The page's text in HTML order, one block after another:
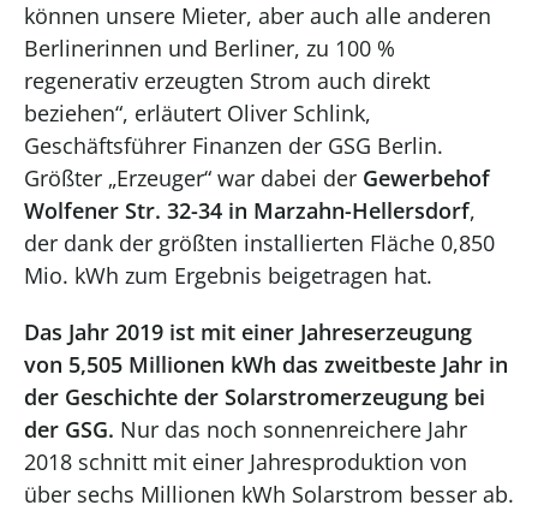
können unsere Mieter, aber auch alle anderen
Berlinerinnen und Berliner, zu 100 %
regenerativ erzeugten Strom auch direkt
beziehen“, erläutert Oliver Schlink,
Geschäftsführer Finanzen der GSG Berlin.
Größter „Erzeuger“ war dabei der Gewerbehof
Wolfener Str. 32-34 in Marzahn-Hellersdorf,
der dank der größten installierten Fläche 0,850
Mio. kWh zum Ergebnis beigetragen hat.
Das Jahr 2019 ist mit einer Jahreserzeugung
von 5,505 Millionen kWh das zweitbeste Jahr in
der Geschichte der Solarstromerzeugung bei
der GSG. Nur das noch sonnenreichere Jahr
2018 schnitt mit einer Jahresproduktion von
über sechs Millionen kWh Solarstrom besser ab.